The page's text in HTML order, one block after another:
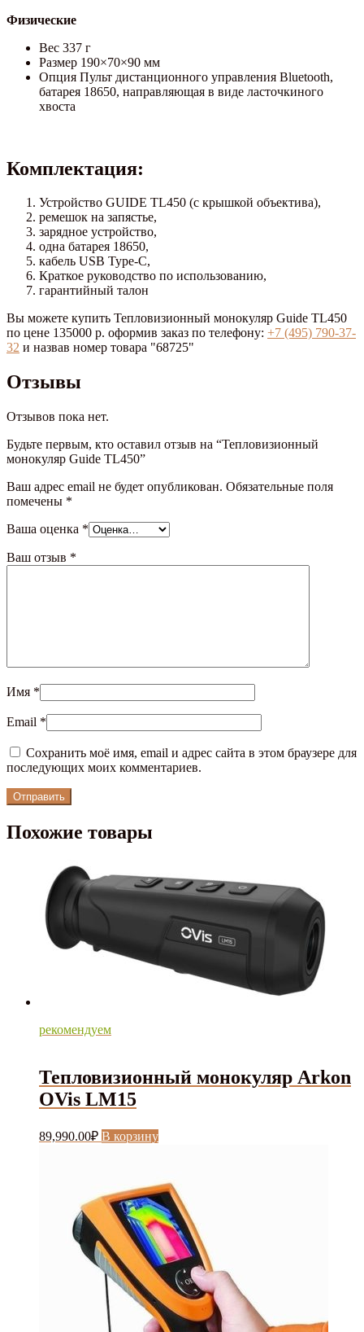
Физические
Вес 337 г
Размер 190×70×90 мм
Опция Пульт дистанционного управления Bluetooth,
батарея 18650, направляющая в виде ласточкиного
хвоста
Комплектация:
Устройство GUIDE TL450 (с крышкой объектива),
ремешок на запястье,
зарядное устройство,
одна батарея 18650,
кабель USB Type-C,
Краткое руководство по использованию,
гарантийный талон
Вы можете купить Тепловизионный монокуляр Guide TL450
по цене 135000 р. оформив заказ по телефону: +7 (495) 790-37-
32 и назвав номер товара "68725"
Отзывы
Отзывов пока нет.
Будьте первым, кто оставил отзыв на “Тепловизионный
монокуляр Guide TL450”
Ваш адрес email не будет опубликован. Обязательные поля
помечены *
Ваша оценка *
Ваш отзыв *
Имя *
Email *
Сохранить моё имя, email и адрес сайта в этом браузере для
последующих моих комментариев.
Похожие товары
рекомендуем
Тепловизионный монокуляр Arkon
OVis LM15
89,990.00₽ В корзину